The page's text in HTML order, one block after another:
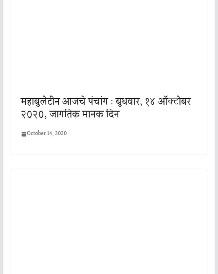
महाबुलेटीन आजचे पंचांग : बुधवार, १४ ऑक्टोबर
२०२०, जागतिक मानक दिन
October 14, 2020